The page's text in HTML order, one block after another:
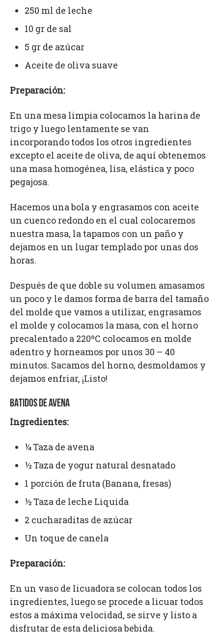
250 ml de leche
10 gr de sal
5 gr de azúcar
Aceite de oliva suave
Preparación:
En una mesa limpia colocamos la harina de
trigo y luego lentamente se van
incorporando todos los otros ingredientes
excepto el aceite de oliva, de aquí obtenemos
una masa homogénea, lisa, elástica y poco
pegajosa.
Hacemos una bola y engrasamos con aceite
un cuenco redondo en el cual colocaremos
nuestra masa, la tapamos con un paño y
dejamos en un lugar templado por unas dos
horas.
Después de que doble su volumen amasamos
un poco y le damos forma de barra del tamaño
del molde que vamos a utilizar, engrasamos
el molde y colocamos la masa, con el horno
precalentado a 220ºC colocamos en molde
adentro y horneamos por unos 30 – 40
minutos. Sacamos del horno, desmoldamos y
dejamos enfriar, ¡Listo!
BATIDOS DE AVENA
Ingredientes:
¼ Taza de avena
½ Taza de yogur natural desnatado
1 porción de fruta (Banana, fresas)
½ Taza de leche Liquida
2 cucharaditas de azúcar
Un toque de canela
Preparación:
En un vaso de licuadora se colocan todos los
ingredientes, luego se procede a licuar todos
estos a máxima velocidad, se sirve y listo a
disfrutar de esta deliciosa bebida.